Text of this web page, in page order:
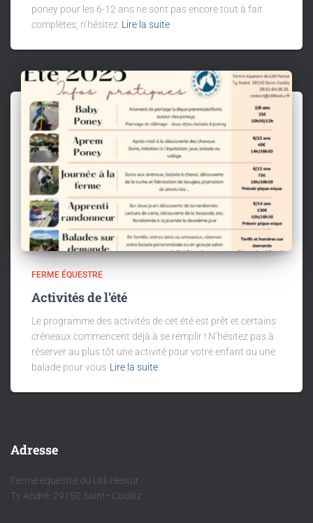
poney pour les 6-12 ans ne sont pas encore tout à fait
complètes, n’hésitez Lire la suite
FERME ÉQUESTRE
Activités de l’été
Le programme des activités de cet été est prêt et certains
créneaux commencent déjà à se remplir ! N’hésitez pas à
réserver au plus tôt une activité pour votre enfant ou une
balade pour vous Lire la suite
Adresse
Ferme équestre du Litli Hestur
Ty André, 29150 Saint–Coulitz